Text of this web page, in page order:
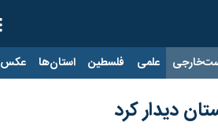
علمی فلسطین استان‌ها عکس
دیدار کرد